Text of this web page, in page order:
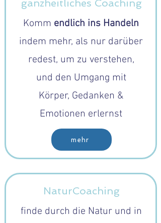
ganzheitliches Coaching
Komm endlich ins Handeln
indem mehr, als nur darüber
redest, um zu verstehen,
und den Umgang mit
Körper, Gedanken &
Emotionen erlernst​
mehr
NaturCoaching
finde durch die Natur und in